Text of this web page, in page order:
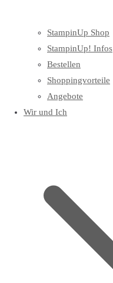
StampinUp Shop
StampinUp! Infos
Bestellen
Shoppingvorteile
Angebote
Wir und Ich